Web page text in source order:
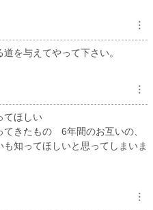
︙
を与えてやって下さい。
︙
てほしい
てきたもの 6年間のお互いの、
知ってほしいと思ってしまいま
︙